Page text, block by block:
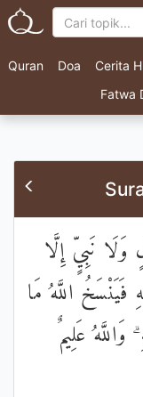
Quran Doa Cerita
Fatwa
نَبِيٍّ إِلَّا
فَيَنْسَخُ اللَّهُ مَا
عَلِيمٌ